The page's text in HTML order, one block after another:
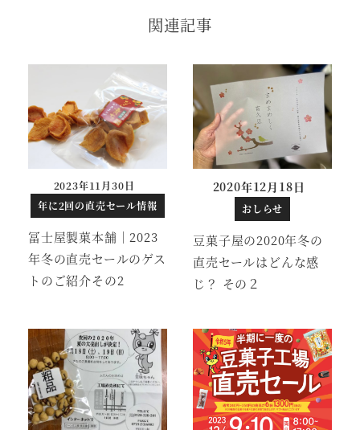
関連記事
冨士屋製菓本舗｜2023
年冬の直売セールのゲス
トのご紹介その2
2023年11月30日
年に2回の直売セール情報
豆菓子屋の2020年冬の
直売セールはどんな感
じ？ その２
投稿日
2020年12月18日
おしらせ